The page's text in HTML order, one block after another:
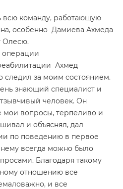
всю команду, работающую
особенно Дамиева Ахмеда
Олесю.
операции
Ахмед
следил за моим состоянием.
знающий специалист и
человек. Он
мои вопросы, терпеливо и
и объяснял, дал
по поведению в первое
всегда можно было
Благодаря такому
отношению все
и все